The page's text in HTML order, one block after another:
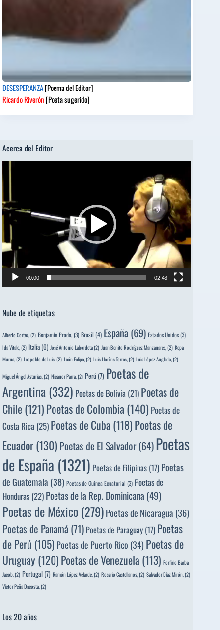
DESESPERANZA[Poema del Editor]
Ricardo Riverón [Poeta sugerido]
Acerca del Editor
de
00:00 02:43
Nube de etiquetas
Alberto Cortez,(2) Benjamín Prado,(3) Brasil (4) España (69) Estados Unidos(3)
Ida Vitale,(2) Italia (6) José Antonio Labordeta(2) Juan Benito Rodríguez Manzanares,(2) Kepa
Murua,(2) Leopoldo de Luis,(2) León Felipe,(2) Luis Llorèns Torres,(2) Luis López Anglada,(2)
Miguel Ángel Asturias,(2) Nicanor Parra,(2) Perú (7) Poetas de
Argentina(332) Poetas de Bolivia (21) Poetas de
Chile(121)Poetas de Colombia(140) Poetas de
Costa Rica(25)Poetas de Cuba (118)Poetas de
Ecuador(130) Poetas de El Salvador(64)Poetas
de España (1321) Poetas de Filipinas (17) Poetas
de Guatemala (38) Poetas de Guinea Ecuatorial (3) Poetas de
Honduras (22) Poetas de la Rep. Dominicana (49)
Poetas de México(279)Poetas de Nicaragua (36)
Poetas de Panamá (71) Poetas de Paraguay (17) Poetas
de Perú (105) Poetas de Puerto Rico (34) Poetas de
Uruguay(120)Poetas de Venezuela (113) Porfirio Barba
Jacob,(2) Portugal (7) Ramón López Velarde,(2) Rosario Castellanos,(2) Salvador Díaz Mirón,(2)
Víctor Peña Dacosta,(2)
Los 20 años